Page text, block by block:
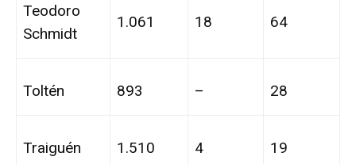
Teodoro
Schmidt
1.061 18 64
Toltén 893 – 28
Traiguén 1.510 4 19